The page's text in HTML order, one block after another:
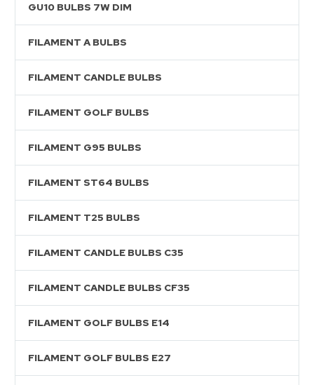
GU10 BULBS 7W DIM
FILAMENT A BULBS
FILAMENT CANDLE BULBS
FILAMENT GOLF BULBS
FILAMENT G95 BULBS
FILAMENT ST64 BULBS
FILAMENT T25 BULBS
FILAMENT CANDLE BULBS C35
FILAMENT CANDLE BULBS CF35
FILAMENT GOLF BULBS E14
FILAMENT GOLF BULBS E27